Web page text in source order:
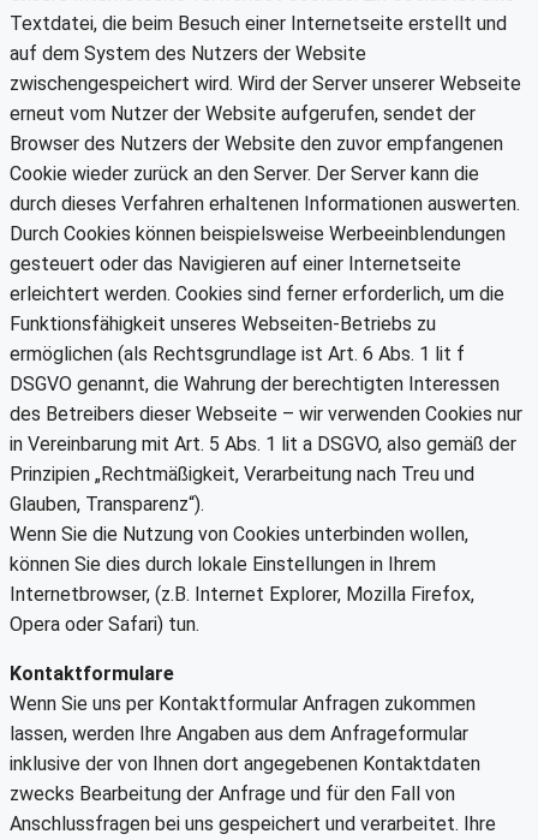
Textdatei, die beim Besuch einer Internetseite erstellt und
auf dem System des Nutzers der Website
zwischengespeichert wird. Wird der Server unserer Webseite
erneut vom Nutzer der Website aufgerufen, sendet der
Browser des Nutzers der Website den zuvor empfangenen
Cookie wieder zurück an den Server. Der Server kann die
durch dieses Verfahren erhaltenen Informationen auswerten.
Durch Cookies können beispielsweise Werbeeinblendungen
gesteuert oder das Navigieren auf einer Internetseite
erleichtert werden. Cookies sind ferner erforderlich, um die
Funktionsfähigkeit unseres Webseiten-Betriebs zu
ermöglichen (als Rechtsgrundlage ist Art. 6 Abs. 1 lit f
DSGVO genannt, die Wahrung der berechtigten Interessen
des Betreibers dieser Webseite – wir verwenden Cookies nur
in Vereinbarung mit Art. 5 Abs. 1 lit a DSGVO, also gemäß der
Prinzipien „Rechtmäßigkeit, Verarbeitung nach Treu und
Glauben, Transparenz“).
Wenn Sie die Nutzung von Cookies unterbinden wollen,
können Sie dies durch lokale Einstellungen in Ihrem
Internetbrowser, (z.B. Internet Explorer, Mozilla Firefox,
Opera oder Safari) tun.
Kontaktformulare
Wenn Sie uns per Kontaktformular Anfragen zukommen
lassen, werden Ihre Angaben aus dem Anfrageformular
inklusive der von Ihnen dort angegebenen Kontaktdaten
zwecks Bearbeitung der Anfrage und für den Fall von
Anschlussfragen bei uns gespeichert und verarbeitet. Ihre